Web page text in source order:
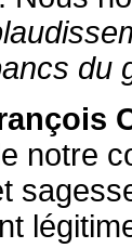
du
notre